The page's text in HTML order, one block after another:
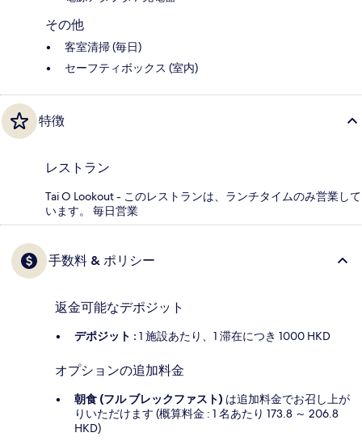
その他
客室清掃 (毎日)
セーフティボックス (室内)
特徴
レストラン
Tai O Lookout - このレストランは、ランチタイムのみ営業して
います。 毎日営業
手数料 & ポリシー
返金可能なデポジット
デポジット : 1 施設あたり、1 滞在につき 1000 HKD
オプションの追加料金
朝食 (フル ブレックファスト) は追加料金でお召し上が
りいただけます (概算料金 : 1 名あたり 173.8 ～ 206.8
HKD)